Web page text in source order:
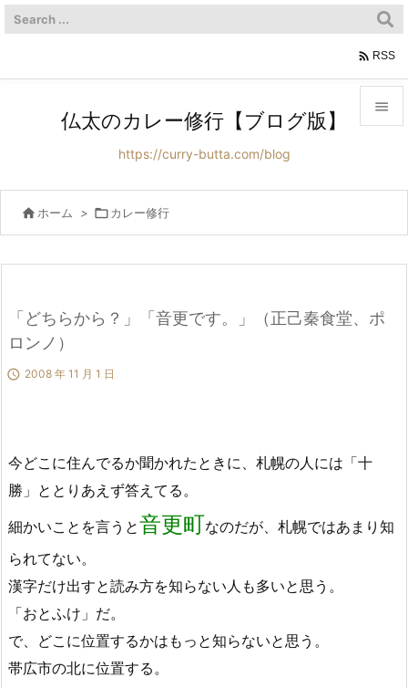




 RSS
仏太のカレー修行【ブログ版】
https://curry-butta.com/blog
 ホーム >  カレー修行
「どちらから？」「音更です。」（正己秦食堂、ポ
ロンノ）
 2008 年 11 月 1 日
今どこに住んでるか聞かれたときに、札幌の人には「十
勝」ととりあえず答えてる。
細かいことを言うと音更町なのだが、札幌ではあまり知
られてない。
漢字だけ出すと読み方を知らない人も多いと思う。
「おとふけ」だ。
で、どこに位置するかはもっと知らないと思う。
帯広市の北に位置する。